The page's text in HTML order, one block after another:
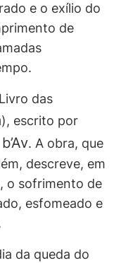
e o exílio do
de
das
), escrito por
. A obra, que
descreve, em
o sofrimento de
esfomeado e
da queda do